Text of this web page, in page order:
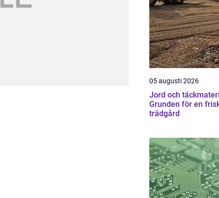
05 augusti 2026
Jord och
Grunden för en
trädgård